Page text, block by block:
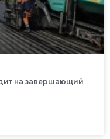
на завершающий